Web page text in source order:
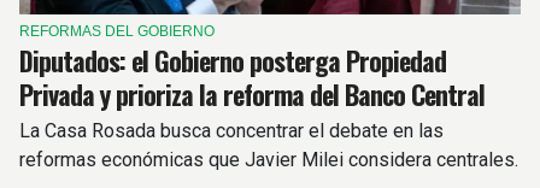
REFORMAS DEL GOBIERNO
Diputados: el Gobierno posterga Propiedad
Privada y prioriza la reforma del Banco Central
La Casa Rosada busca concentrar el debate en las
reformas económicas que Javier Milei considera centrales.